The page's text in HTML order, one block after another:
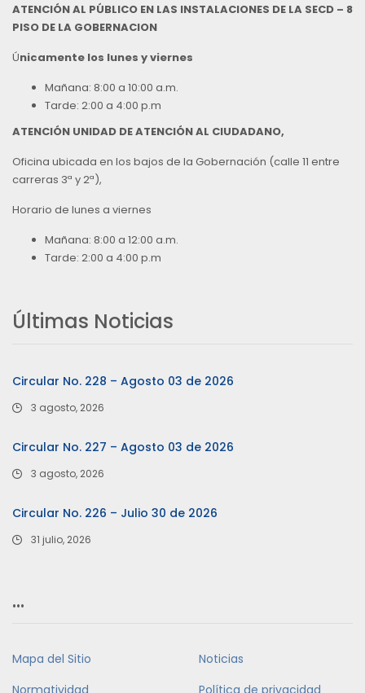
ATENCIÓN AL PÚBLICO EN LAS INSTALACIONES DE LA SECD – 8
PISO DE LA GOBERNACION
Únicamente los lunes y viernes
Mañana: 8:00 a 10:00 a.m.
Tarde: 2:00 a 4:00 p.m
ATENCIÓN UNIDAD DE ATENCIÓN AL CIUDADANO,
Oficina ubicada en los bajos de la Gobernación (calle 11 entre
carreras 3ª y 2ª),
Horario de lunes a viernes
Mañana: 8:00 a 12:00 a.m.
Tarde: 2:00 a 4:00 p.m
Últimas Noticias
Circular No. 228 – Agosto 03 de 2026
3 agosto, 2026
Circular No. 227 – Agosto 03 de 2026
3 agosto, 2026
Circular No. 226 – Julio 30 de 2026
31 julio, 2026
…
Mapa del Sitio
Noticias
Normatividad
Política de privacidad